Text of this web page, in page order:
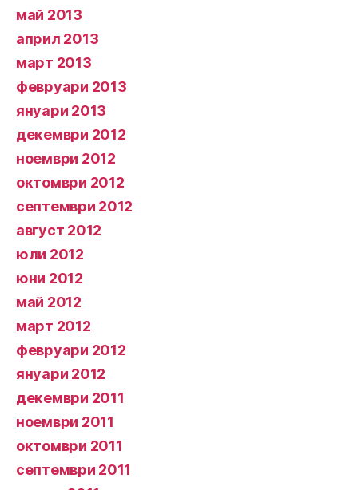
май 2013
април 2013
март 2013
февруари 2013
януари 2013
декември 2012
ноември 2012
октомври 2012
септември 2012
август 2012
юли 2012
юни 2012
май 2012
март 2012
февруари 2012
януари 2012
декември 2011
ноември 2011
октомври 2011
септември 2011